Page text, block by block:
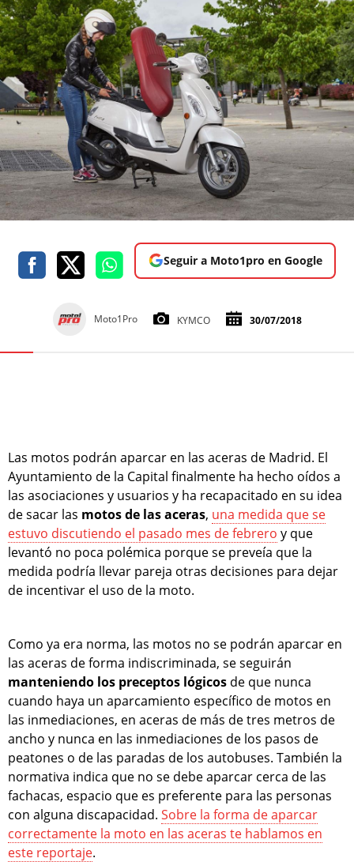
Seguir a Moto1pro en Google
Moto1Pro KYMCO 30/07/2018
Las motos podrán aparcar en las aceras de Madrid. El
Ayuntamiento de la Capital finalmente ha hecho oídos a
las asociaciones y usuarios y ha recapacitado en su idea
de sacar las motos de las aceras, una medida que se
estuvo discutiendo el pasado mes de febrero y que
levantó no poca polémica porque se preveía que la
medida podría llevar pareja otras decisiones para dejar
de incentivar el uso de la moto.
Como ya era norma, las motos no se podrán aparcar en
las aceras de forma indiscriminada, se seguirán
manteniendo los preceptos lógicos de que nunca
cuando haya un aparcamiento específico de motos en
las inmediaciones, en aceras de más de tres metros de
ancho y nunca en las inmediaciones de los pasos de
peatones o de las paradas de los autobuses. También la
normativa indica que no se debe aparcar cerca de las
fachacas, espacio que es preferente para las personas
con alguna discapacidad. Sobre la forma de aparcar
correctamente la moto en las aceras te hablamos en
este reportaje.